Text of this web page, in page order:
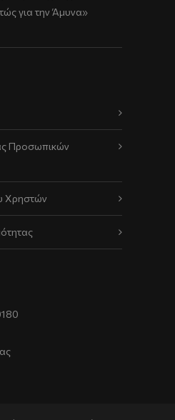
για την Άμυνα»
Προσωπικών
Χρηστών